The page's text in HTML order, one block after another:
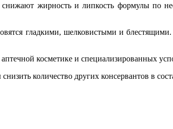
жирность и липкость формулы по
гладкими, шелковистыми и
косметике и специализированных
количество других консервантов в